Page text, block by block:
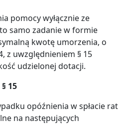
pomocy wyłącznie ze
samo zadanie w formie
kwotę umorzenia, o
z uwzględnieniem § 15
udzielonej dotacji.
§ 15
opóźnienia w spłacie rat
na następujących